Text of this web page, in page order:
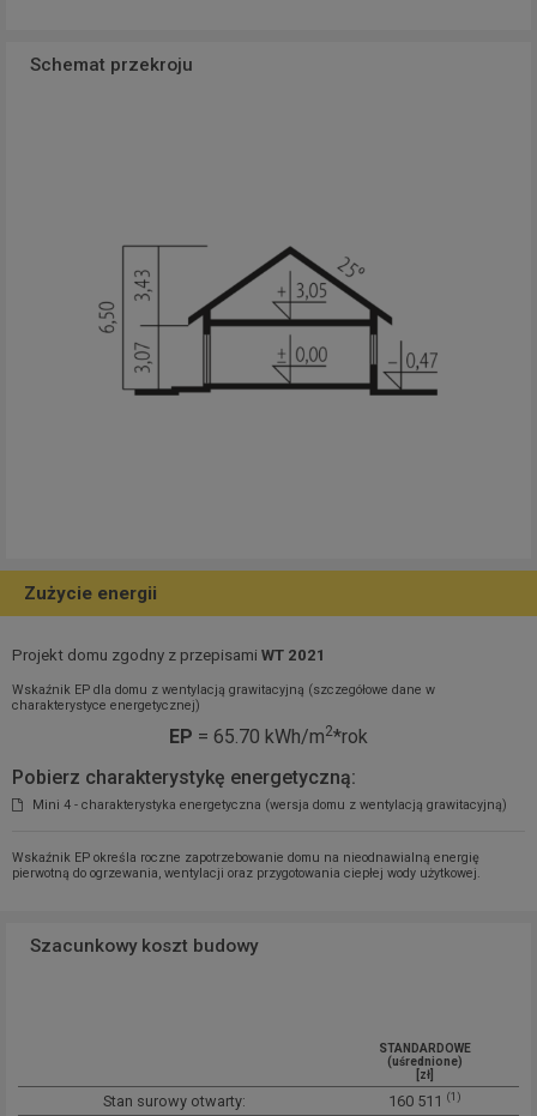
Schemat przekroju
Zużycie energii
Projekt domu zgodny z przepisami WT 2021
Wskaźnik EP dla domu z wentylacją grawitacyjną (szczegółowe dane w
charakterystyce energetycznej)
EP = 65.70 kWh/m2*rok
Pobierz charakterystykę energetyczną:
Mini 4 - charakterystyka energetyczna (wersja domu z wentylacją grawitacyjną)
Wskaźnik EP określa roczne zapotrzebowanie domu na nieodnawialną energię
pierwotną do ogrzewania, wentylacji oraz przygotowania ciepłej wody użytkowej.
Szacunkowy koszt budowy
STANDARDOWE
(uśrednione)
[zł]
Stan surowy otwarty: 160 511 (1)